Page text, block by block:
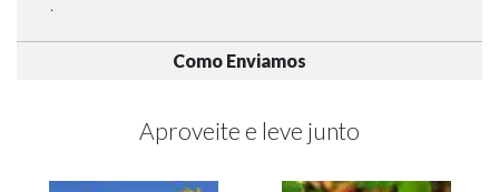
.
Como Enviamos
Aproveite e leve junto